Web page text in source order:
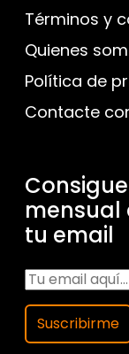
Términos y
Quienes
Política de
Contacte
mensual
tu email
Suscribirme